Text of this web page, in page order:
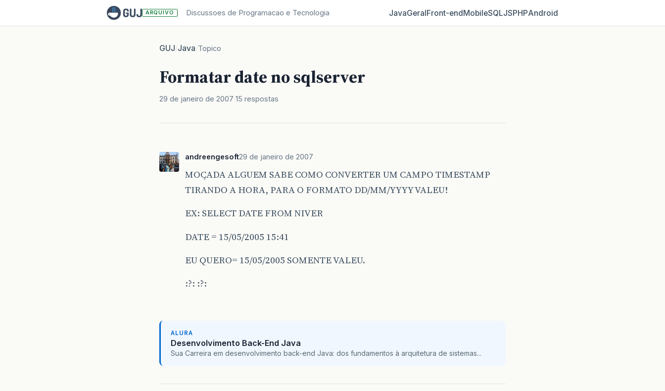
ARQUIVO Discussoes de Programacao e Tecnologia JavaGeralFront‑endMobileSQLJSPHPAndroid
GUJ/Java/Topico
Formatar date no sqlserver
29 de janeiro de 2007 15 respostas
andreengesoft29 de janeiro de 2007
MOÇADA ALGUEM SABE COMO CONVERTER UM CAMPO TIMESTAMP
TIRANDO A HORA, PARA O FORMATO DD/MM/YYYY VALEU!
EX: SELECT DATE FROM NIVER
DATE = 15/05/2005 15:41
EU QUERO= 15/05/2005 SOMENTE VALEU.
:?: :?:
ALURA
Desenvolvimento Back-End Java
Sua Carreira em desenvolvimento back-end Java: dos fundamentos à arquitetura de sistemas...